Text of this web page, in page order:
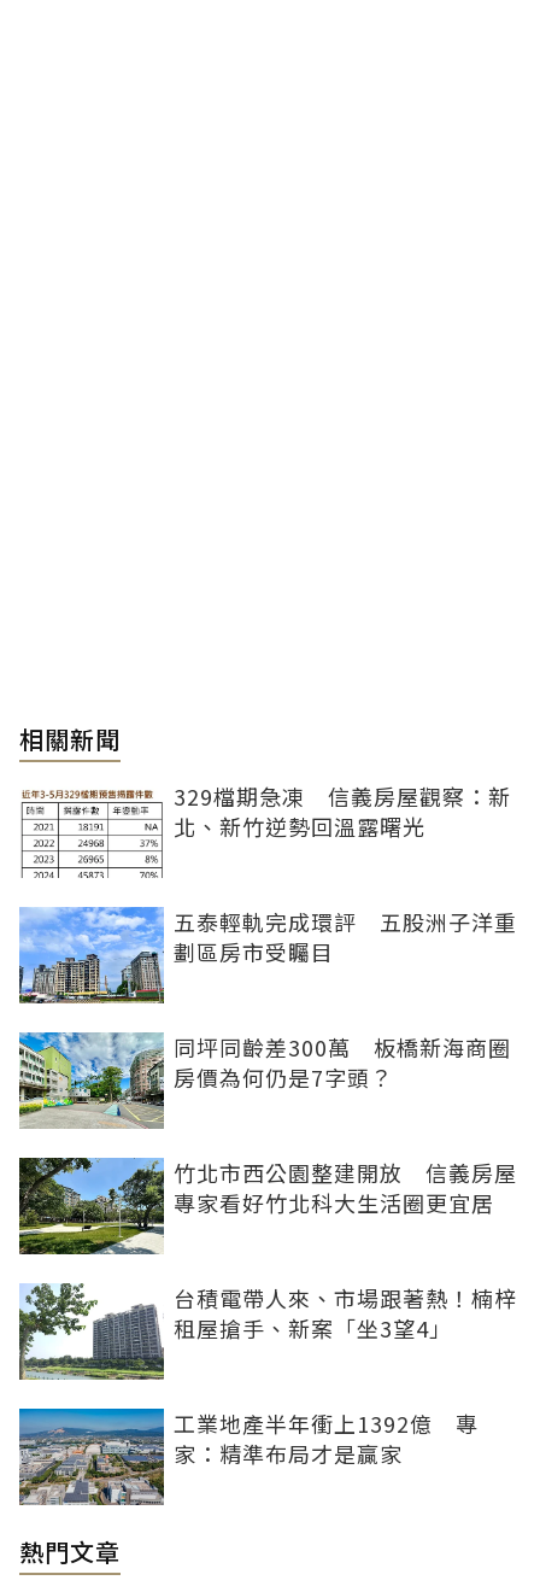
相關新聞
329檔期急凍 信義房屋觀察：新
北、新竹逆勢回溫露曙光
五泰輕軌完成環評 五股洲子洋重
劃區房市受矚目
同坪同齡差300萬 板橋新海商圈
房價為何仍是7字頭？
竹北市西公園整建開放 信義房屋
專家看好竹北科大生活圈更宜居
台積電帶人來、市場跟著熱！楠梓
租屋搶手、新案「坐3望4」
工業地產半年衝上1392億 專
家：精準布局才是贏家
熱門文章